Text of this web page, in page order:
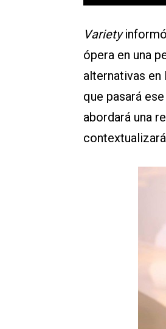
Variety
ópera en una
alternativas en
que pasará
abordará una